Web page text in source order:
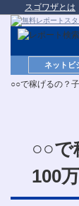
スゴワザとは
ネットビ
○○で稼げるの？
○○で
100